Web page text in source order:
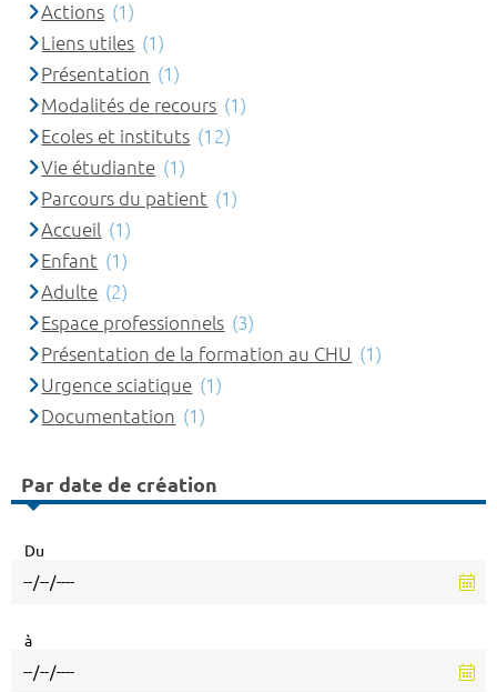
Actions (1)
Liens utiles (1)
Présentation (1)
Modalités de recours (1)
Ecoles et instituts (12)
Vie étudiante (1)
Parcours du patient (1)
Accueil (1)
Enfant (1)
Adulte (2)
Espace professionnels (3)
Présentation de la formation au CHU (1)
Urgence sciatique (1)
Documentation (1)
Par date de création
Du
à